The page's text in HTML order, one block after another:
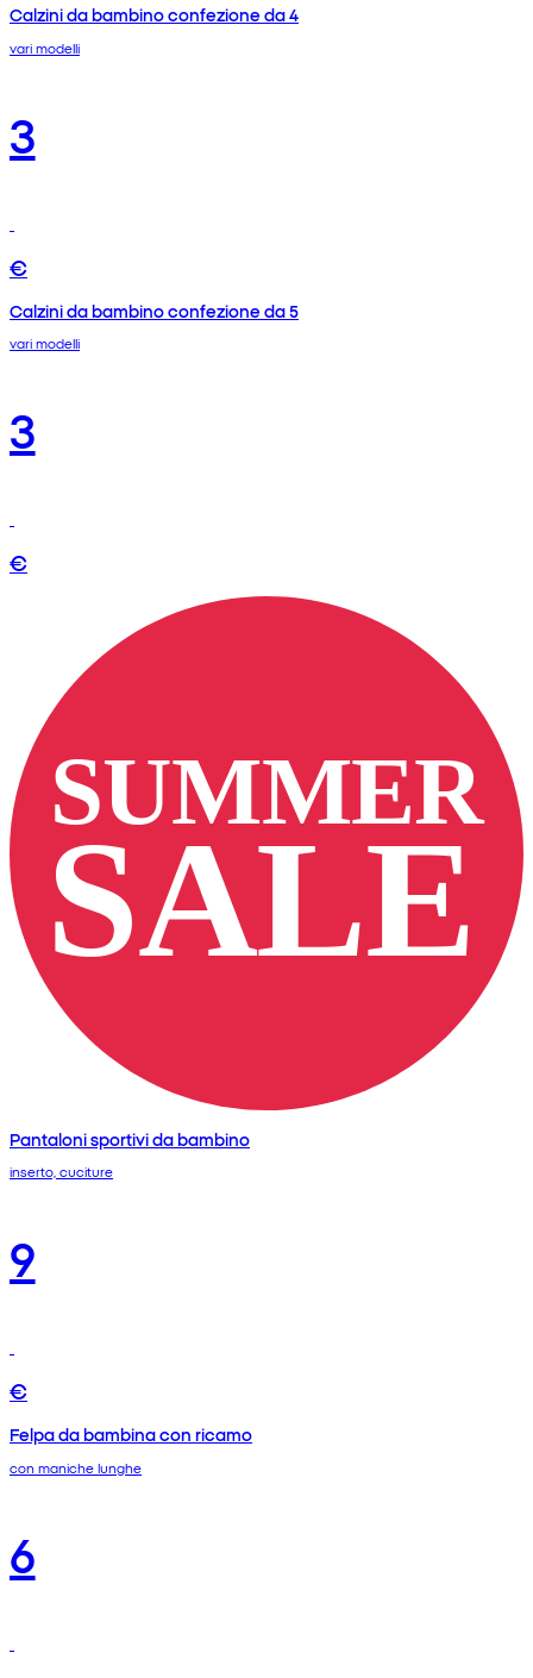
Calzini da bambino confezione da 4
vari modelli
3
€
Calzini da bambino confezione da 5
vari modelli
3
€
Pantaloni sportivi da bambino
inserto, cuciture
9
€
Felpa da bambina con ricamo
con maniche lunghe
6